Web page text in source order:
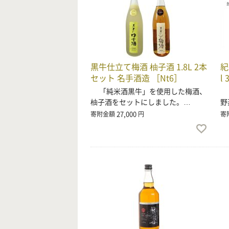
黒牛仕立て梅酒 柚子酒 1.8L 2本
セット 名手酒造 ［Nt6］
「純米酒黒牛」を使用した梅酒、
柚子酒をセットにしました。…
寄附金額27,000 円
l
寄